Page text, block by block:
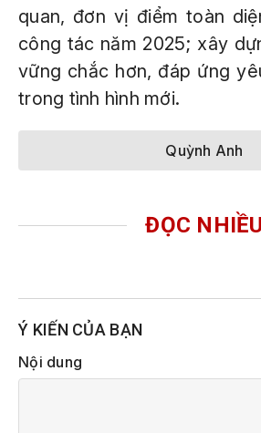
quan, đơn vị điểm toàn
công tác năm 2025; xây
vững chắc hơn, đáp ứng
trong tình hình mới.
Quỳnh Anh
ĐỌC NHIỀU
Ý KIẾN CỦA BẠN
Nội dung